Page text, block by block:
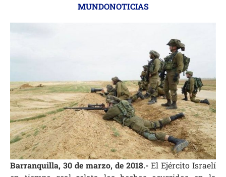
MUNDONOTICIAS
Barranquilla, 30 de marzo, de 2018.- El Ejército Israelí